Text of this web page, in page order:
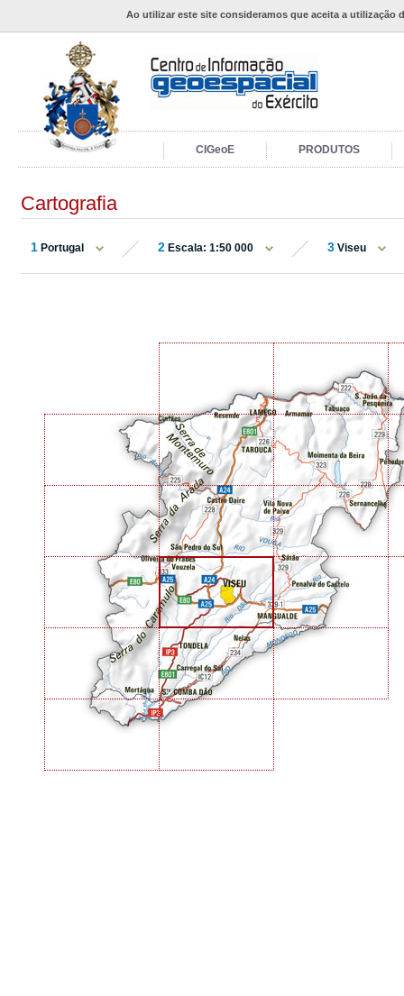
Ao utilizar este site consideramos que aceita a utilização
CIGeoE PRODUTOS
Cartografia
1 Portugal 2 Escala: 1:50 000 3 Viseu